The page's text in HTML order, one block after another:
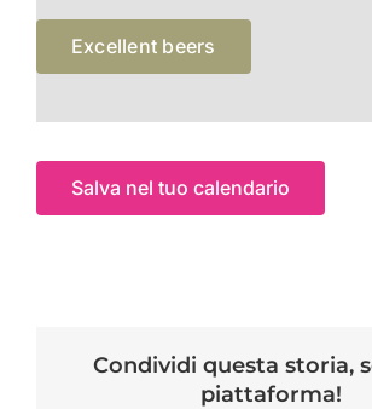
Excellent beers
Salva nel tuo calendario
Condividi questa storia,
piattaforma!